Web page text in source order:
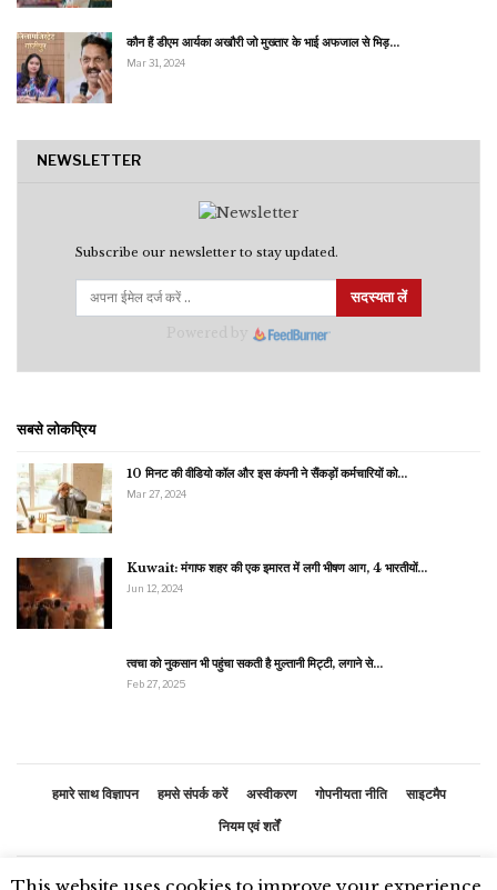
कौन हैं डीएम आर्यका अखौरी जो मुख्तार के भाई अफजाल से भिड़…
Mar 31, 2024
NEWSLETTER
Subscribe our newsletter to stay updated.
सदस्यता लें
सबसे लोकप्रिय
10 मिनट की वीडियो कॉल और इस कंपनी ने सैंकड़ों कर्मचारियों को…
Mar 27, 2024
Kuwait: मंगाफ शहर की एक इमारत में लगी भीषण आग, 4 भारतीयों…
Jun 12, 2024
त्वचा को नुकसान भी पहुंचा सकती है मुल्तानी मिट्टी, लगाने से…
Feb 27, 2025
हमारे साथ विज्ञापन हमसे संपर्क करें अस्वीकरण गोपनीयता नीति
साइटमैप
नियम एवं शर्तें